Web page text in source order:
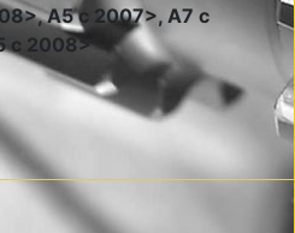
A5 c 2007>, A7 c
c 2008>